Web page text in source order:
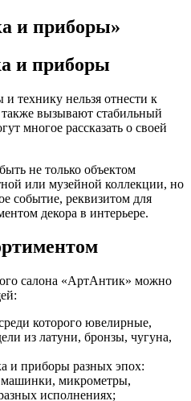
и приборы»
и приборы
технику нельзя отнести к
вызывают стабильный
многое рассказать о своей
не только объектом
или музейной коллекции, но
событие, реквизитом для
декора в интерьере.
салона «АртАнтик» можно
которого ювелирные,
из латуни, бронзы, чугуна,
и приборы разных эпох:
микрометры,
исполнениях;